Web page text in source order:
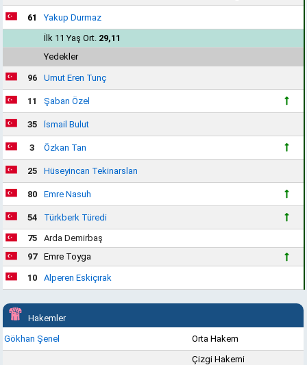
61
Yakup Durmaz
İlk 11 Yaş Ort. 29,11
Yedekler
96 Umut Eren Tunç
11 Şaban Özel
35 İsmail Bulut
3 Özkan Tan
25 Hüseyincan Tekinarslan
80 Emre Nasuh
54
Türkberk Türedi
75
Arda Demirbaş
97
Emre Toyga
10 Alperen Eskiçırak
Hakemler
Gökhan Şenel
Orta Hakem
Çizgi Hakemi